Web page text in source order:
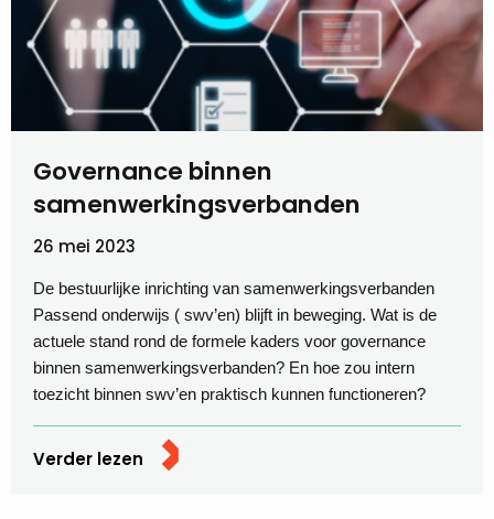
Governance binnen
samenwerkingsverbanden
26 mei 2023
De bestuurlijke inrichting van samenwerkingsverbanden
Passend onderwijs ( swv’en) blijft in beweging. Wat is de
actuele stand rond de formele kaders voor governance
binnen samenwerkingsverbanden? En hoe zou intern
toezicht binnen swv’en praktisch kunnen functioneren?
Verder lezen